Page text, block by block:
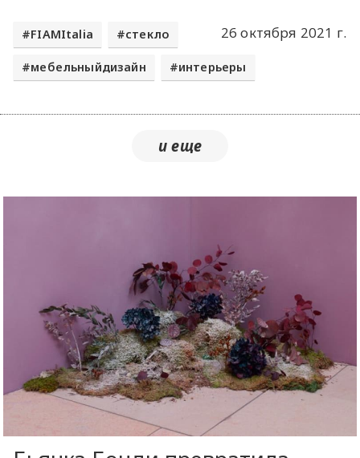
26 октября 2021 г.
FIAMItalia стекло
мебельныйдизайн интерьеры